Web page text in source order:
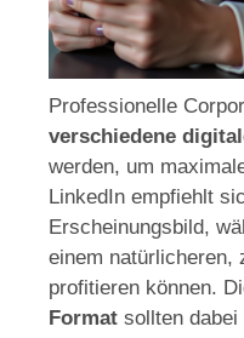
Professionelle
verschiedene
werden, um
LinkedIn empfiehlt
Erscheinungsbild,
einem natürlicheren,
profitieren können.
Format sollten